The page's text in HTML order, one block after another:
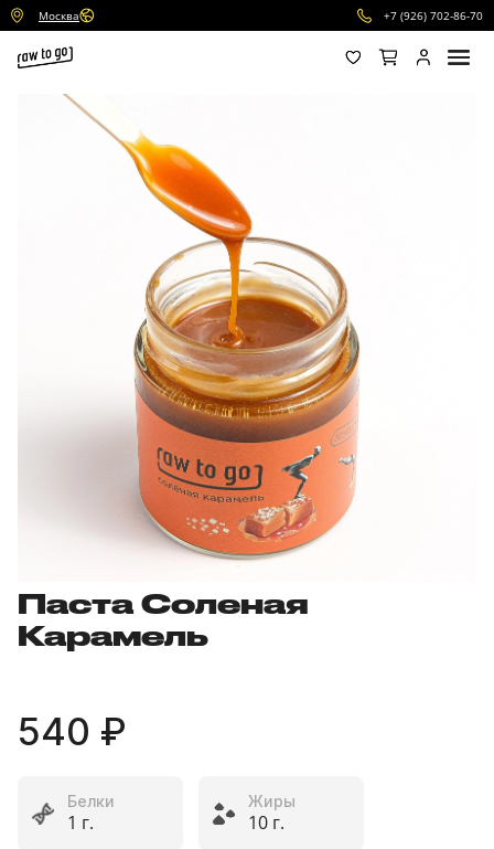
Москва +7 (926) 702-86-70
Паста Соленая
Карамель
540 ₽
Белки
1 г.
Жиры
10 г.